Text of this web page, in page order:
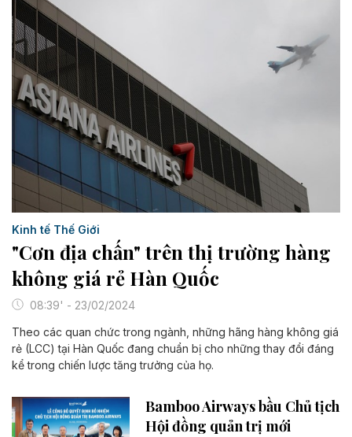
Kinh tế Thế Giới
"Cơn địa chấn" trên thị trường hàng
không giá rẻ Hàn Quốc
08:39' - 23/02/2024
Theo các quan chức trong ngành, những hãng hàng không giá
rẻ (LCC) tại Hàn Quốc đang chuẩn bị cho những thay đổi đáng
kể trong chiến lược tăng trưởng của họ.
Bamboo Airways bầu Chủ tịch
Hội đồng quản trị mới